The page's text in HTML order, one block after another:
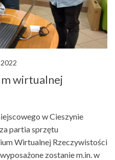
wirtualnej
w Cieszynie
partia sprzętu
Wirtualnej Rzeczywistości
zostanie m.in. w